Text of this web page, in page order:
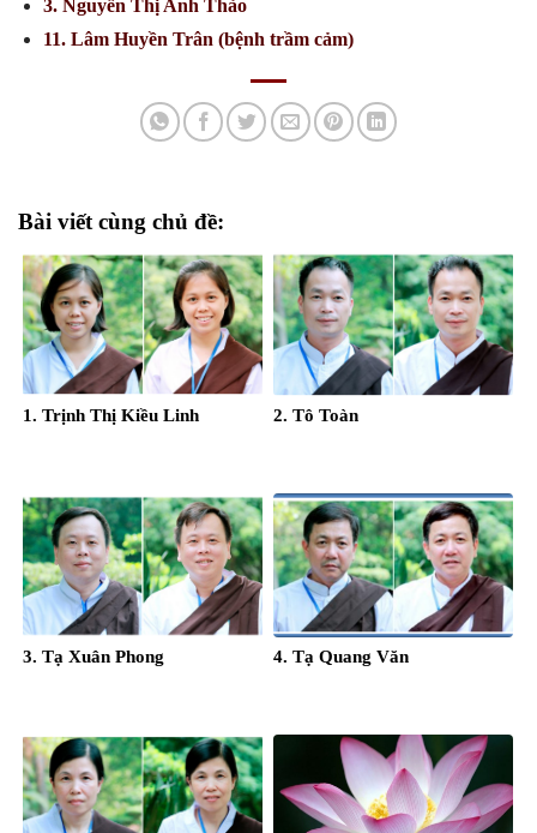
3. Nguyễn Thị Anh Thảo
11. Lâm Huyền Trân (bệnh trầm cảm)
Bài viết cùng chủ đề:
1. Trịnh Thị Kiều Linh 2. Tô Toàn
3. Tạ Xuân Phong 4. Tạ Quang Văn